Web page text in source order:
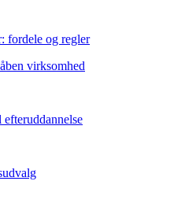
fordele og regler
virksomhed